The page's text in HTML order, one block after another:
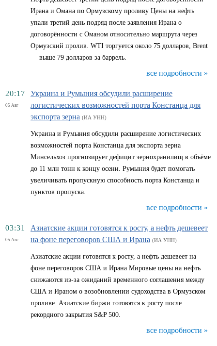
Ирана и Омана по Ормузскому проливу Цены на нефть
упали третий день подряд после заявления Ирана о
договорённости с Оманом относительно маршрута через
Ормузский пролив. WTI торгуется около 75 долларов, Brent
— выше 79 долларов за баррель.
все подробности »
20:17
05 Авг
Украина и Румыния обсудили расширение
логистических возможностей порта Констанца для
экспорта зерна (ИА УНН)
Украина и Румыния обсудили расширение логистических
возможностей порта Констанца для экспорта зерна
Минсельхоз прогнозирует дефицит зернохранилищ в объёме
до 11 млн тонн к концу осени. Румыния будет помогать
увеличивать пропускную способность порта Констанца и
пунктов пропуска.
все подробности »
03:31
05 Авг
Азиатские акции готовятся к росту, а нефть дешевеет
на фоне переговоров США и Ирана (ИА УНН)
Азиатские акции готовятся к росту, а нефть дешевеет на
фоне переговоров США и Ирана Мировые цены на нефть
снижаются из-за ожиданий временного соглашения между
США и Ираном о возобновлении судоходства в Ормузском
проливе. Азиатские биржи готовятся к росту после
рекордного закрытия S&P 500.
все подробности »